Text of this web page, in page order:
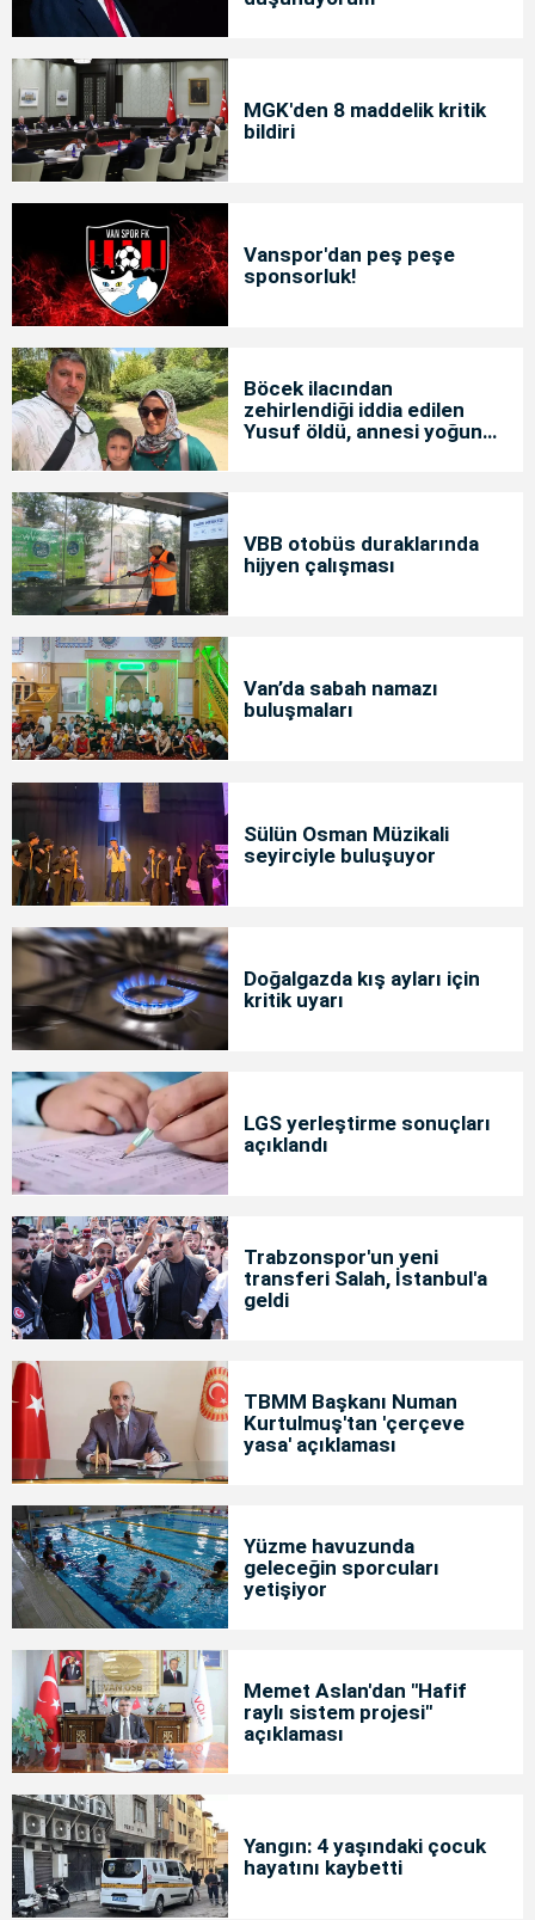
MGK'den 8 maddelik kritik
bildiri
Vanspor'dan peş peşe
sponsorluk!
Böcek ilacından
zehirlendiği iddia edilen
Yusuf öldü, annesi yoğun
VBB otobüs duraklarında
hijyen çalışması
Van’da sabah namazı
buluşmaları
Sülün Osman Müzikali
seyirciyle buluşuyor
Doğalgazda kış ayları için
kritik uyarı
LGS yerleştirme sonuçları
açıklandı
Trabzonspor'un yeni
transferi Salah, İstanbul'a
geldi
TBMM Başkanı Numan
Kurtulmuş'tan 'çerçeve
yasa' açıklaması
Yüzme havuzunda
geleceğin sporcuları
yetişiyor
Memet Aslan'dan "Hafif
raylı sistem projesi"
açıklaması
Yangın: 4 yaşındaki çocuk
hayatını kaybetti